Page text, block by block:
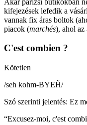
kifejezések lefedik a
vannak fix áras boltok
piacok (marchés), ahol az
C'est combien ?
Kötetlen
/seh kohm-BYEH̃/
Szó szerinti jelentés: Ez
“Excusez-moi, c'est